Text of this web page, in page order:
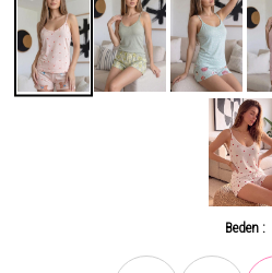
Beden :